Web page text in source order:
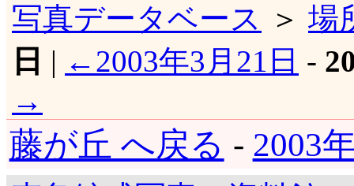
写真データベース
＞ 場
日 | ←2003年3月21日 -
→
藤が丘 へ戻る - 2003